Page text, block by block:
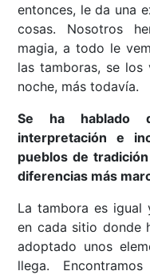
entonces, le da una
cosas. Nosotros
magia, a todo le
las tamboras, se
noche, más todavía.
Se ha hablado
interpretación e
pueblos de
diferencias más
La tambora es igual
en cada sitio donde
adoptado unos
llega.